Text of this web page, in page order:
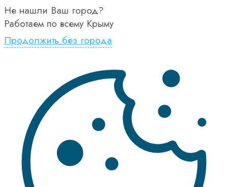
Не нашли Ваш город?
Работаем по всему Крыму
Продолжить без города